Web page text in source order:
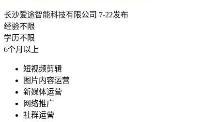
长沙爱途智能科技有限公司 7-22发布
经验不限
学历不限
6个月以上
短视频剪辑
图片内容运营
新媒体运营
网络推广
社群运营